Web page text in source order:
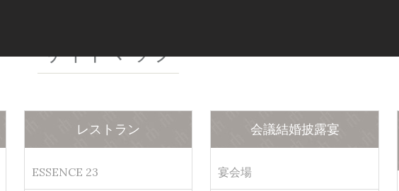
サイトマップ
レストラン
ESSENCE 23
会議結婚披露宴
宴会場